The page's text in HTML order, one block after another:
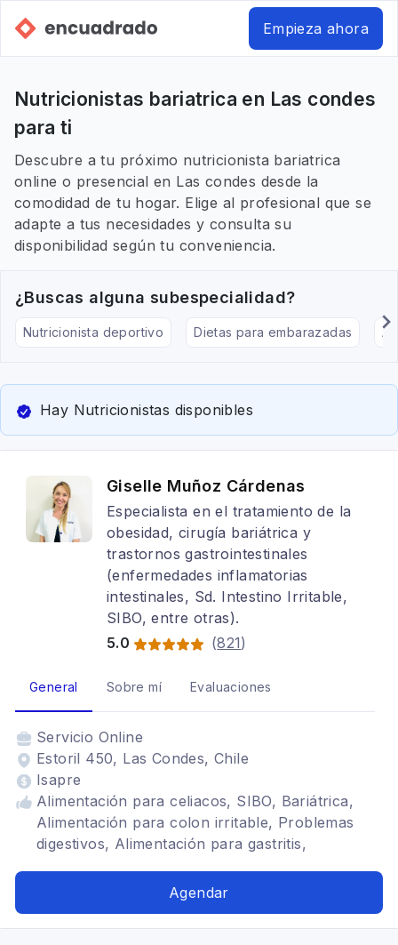
Empieza ahora
Nutricionistas bariatrica en Las condes
para ti
Descubre a tu próximo nutricionista bariatrica
online o presencial en Las condes desde la
comodidad de tu hogar. Elige al profesional que se
adapte a tus necesidades y consulta su
disponibilidad según tu conveniencia.
¿Buscas alguna subespecialidad?
Nutricionista deportivo Dietas para embarazadas
Hay Nutricionistas disponibles
Giselle Muñoz Cárdenas
Especialista en el tratamiento de la
obesidad, cirugía bariátrica y
trastornos gastrointestinales
(enfermedades inflamatorias
intestinales, Sd. Intestino Irritable,
SIBO, entre otras).
5.0
(821)
General Sobre mí Evaluaciones
Servicio Online
Estoril 450, Las Condes, Chile
Isapre
Alimentación para celiacos, SIBO, Bariátrica,
Alimentación para colon irritable, Problemas
digestivos, Alimentación para gastritis,
nutricionista viña del mar, nutricionista santiago,
irritable
Agendar